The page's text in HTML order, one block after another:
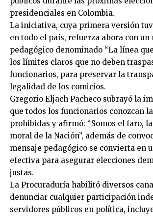
presidenciales en Colombia.
La iniciativa, cuya primera versión
en todo el país, refuerza ahora con un
pedagógico denominado “La línea
los límites claros que no deben
funcionarios, para preservar la
legalidad de los comicios.
Gregorio Eljach Pacheco subrayó la
que todos los funcionarios conozcan
prohibidas y afirmó: “Somos el faro,
moral de la Nación”, además de
mensaje pedagógico se convierta en
efectiva para asegurar elecciones
justas.
La Procuraduría habilitó diversos
denunciar cualquier participación
servidores públicos en política,